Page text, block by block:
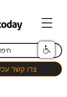
צרו קשר עכשיו - 09-